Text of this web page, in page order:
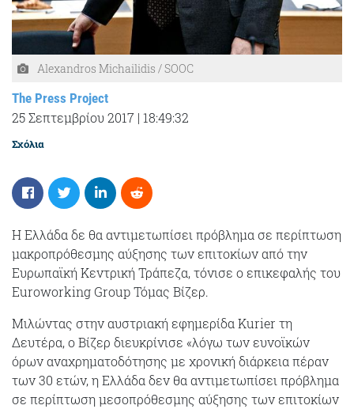
Alexandros Michailidis / SOOC
The Press Project
25 Σεπτεμβρίου 2017 | 18:49:32
Σχόλια
Η Ελλάδα δε θα αντιμετωπίσει πρόβλημα σε περίπτωση
μακροπρόθεσμης αύξησης των επιτοκίων από την
Ευρωπαϊκή Κεντρική Τράπεζα, τόνισε ο επικεφαλής του
Euroworking Group Τόμας Βίζερ.
Μιλώντας στην αυστριακή εφημερίδα Kurier τη
Δευτέρα, ο Βίζερ διευκρίνισε «λόγω των ευνοϊκών
όρων αναχρηματοδότησης με χρονική διάρκεια πέραν
των 30 ετών, η Ελλάδα δεν θα αντιμετωπίσει πρόβλημα
σε περίπτωση μεσοπρόθεσμης αύξησης των επιτοκίων